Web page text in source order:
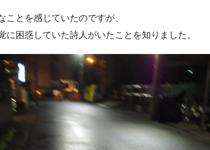
とを感じていたのですが、
困惑していた詩人がいたことを知りました。